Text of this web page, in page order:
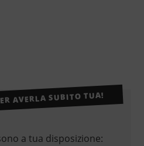
AVERLA SUBITO TUA!
a tua disposizione: